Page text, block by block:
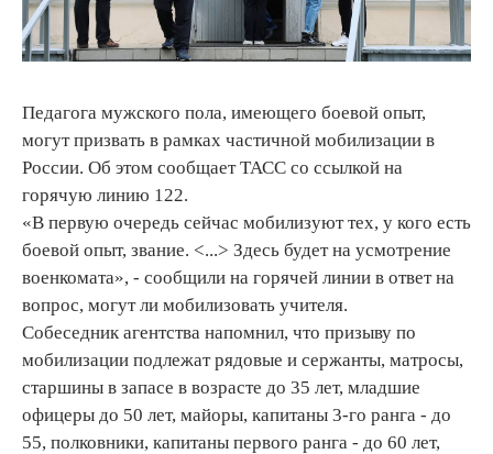
Педагога мужского пола, имеющего боевой опыт,
могут призвать в рамках частичной мобилизации в
России. Об этом сообщает ТАСС со ссылкой на
горячую линию 122.
«В первую очередь сейчас мобилизуют тех, у кого есть
боевой опыт, звание. <...> Здесь будет на усмотрение
военкомата», - сообщили на горячей линии в ответ на
вопрос, могут ли мобилизовать учителя.
Собеседник агентства напомнил, что призыву по
мобилизации подлежат рядовые и сержанты, матросы,
старшины в запасе в возрасте до 35 лет, младшие
офицеры до 50 лет, майоры, капитаны 3-го ранга - до
55, полковники, капитаны первого ранга - до 60 лет,